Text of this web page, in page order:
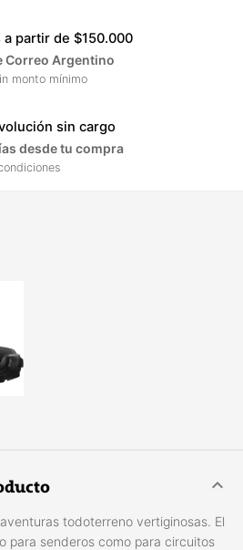
a partir de $150.000
Correo Argentino
monto mínimo
sin cargo
desde tu compra
todoterreno vertiginosas. El
para senderos como para circuitos